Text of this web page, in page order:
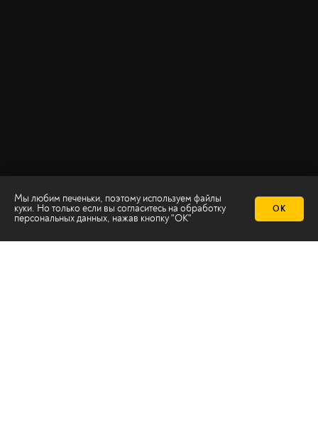
Мы любим печеньки, поэтому используем файлы
куки. Но только если вы согласитесь на обработку
персональных данных, нажав кнопку "ОК"
ОК